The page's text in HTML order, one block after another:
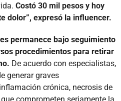
Costó 30 mil pesos y hoy
dolor”, expresó la influencer.
permanece bajo seguimiento
procedimientos para retirar
De acuerdo con especialistas,
generar graves
crónica, necrosis de
comprometen seriamente la